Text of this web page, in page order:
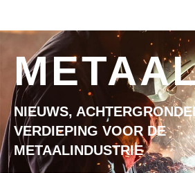
NIEUWS,
VERDIEPING VOOR DE
METAALINDUSTRIE